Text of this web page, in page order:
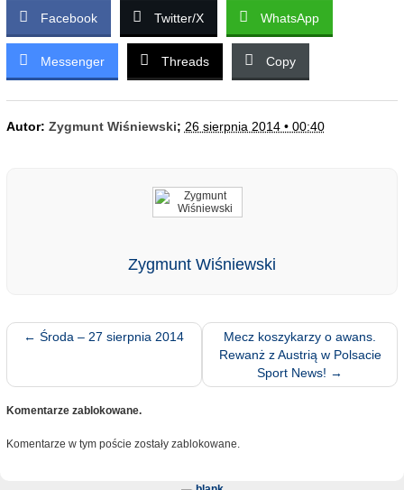
Facebook Twitter/X WhatsApp
Messenger Threads Copy
Autor: Zygmunt Wiśniewski; 26 sierpnia 2014 • 00:40
Zygmunt Wiśniewski
← Środa – 27 sierpnia 2014
Mecz koszykarzy o awans.
Rewanż z Austrią w Polsacie
Sport News! →
Komentarze zablokowane.
Komentarze w tym poście zostały zablokowane.